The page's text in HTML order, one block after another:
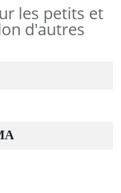
les petits et
d'autres